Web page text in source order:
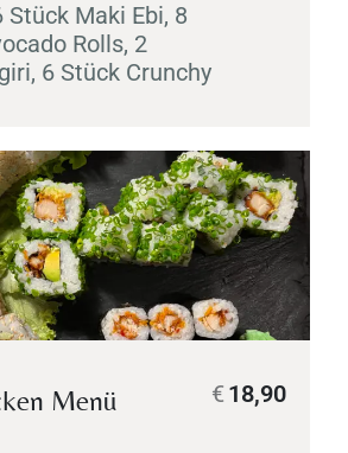
Stück Maki Ebi, 8
Rolls, 2
, 6 Stück Crunchy
Menü 18,90
€